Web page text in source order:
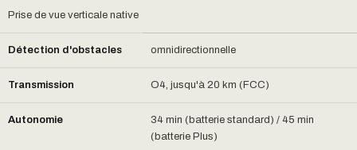
Prise de vue verticale native
Détection d'obstacles omnidirectionnelle
Transmission O4, jusqu'à 20 km (FCC)
Autonomie
34 min (batterie standard) / 45 min
(batterie Plus)